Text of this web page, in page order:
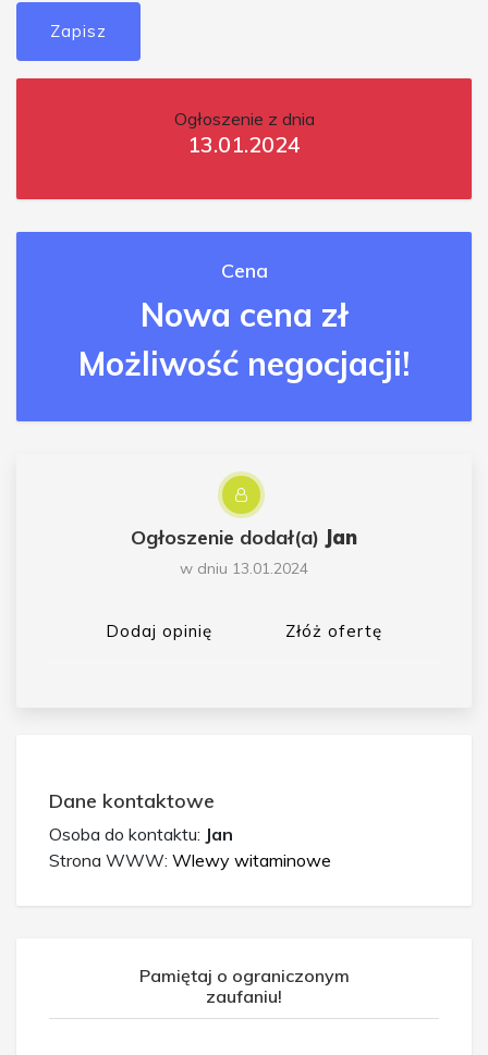
Zapisz
Ogłoszenie z dnia
13.01.2024
Cena
Nowa cena zł
Możliwość negocjacji!
Ogłoszenie dodał(a) Jan
w dniu 13.01.2024
Dodaj opinię Złóż ofertę
Dane kontaktowe
Osoba do kontaktu: Jan
Strona WWW: Wlewy witaminowe
Pamiętaj o ograniczonym
zaufaniu!